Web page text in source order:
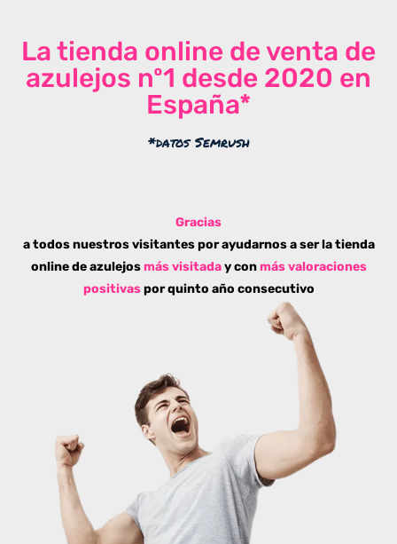
La tienda online de venta de
azulejos nº1 desde 2020 en
España*
*datos Semrush
Gracias
a todos nuestros visitantes por ayudarnos a ser la tienda
online de azulejos más visitaday conmás valoraciones
positivaspor quinto año consecutivo